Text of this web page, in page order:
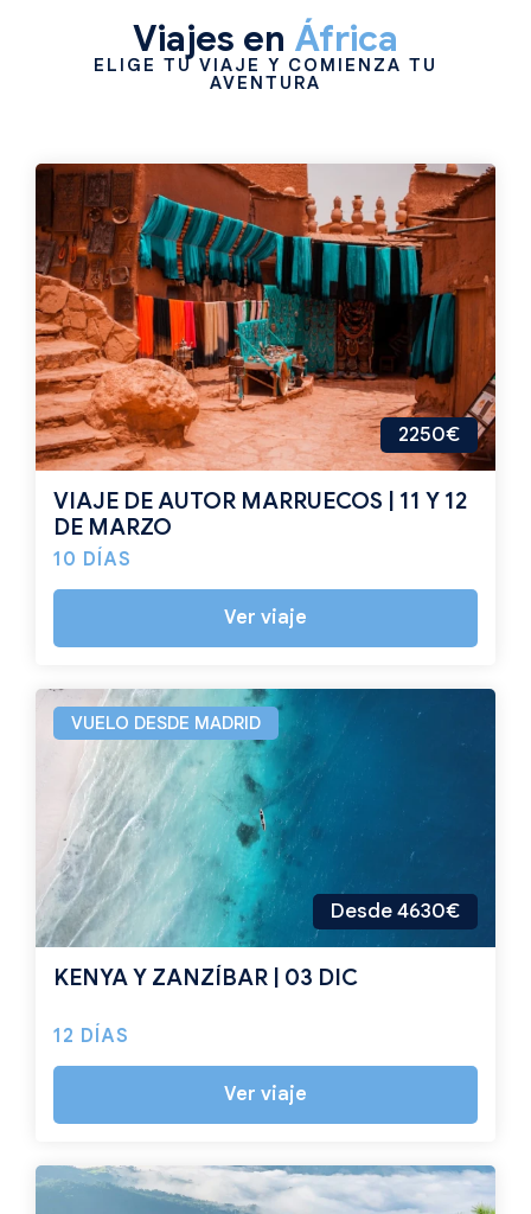
Viajes en África
ELIGE TU VIAJE Y COMIENZA TU
AVENTURA
2250€
VIAJE DE AUTOR MARRUECOS | 11 Y 12
DE MARZO
10 DÍAS
Ver viaje
Desde 4630€
VUELO DESDE MADRID
KENYA Y ZANZÍBAR | 03 DIC
12 DÍAS
Ver viaje